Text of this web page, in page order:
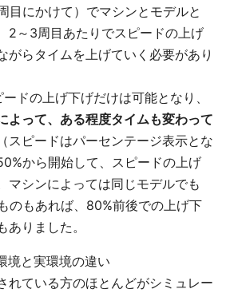
目にかけて）でマシンとモデルと
2～3周目あたりでスピードの上げ
がらタイムを上げていく必要があり
ドの上げ下げだけは可能となり、
よって、ある程度タイムも変わって
スピードはパーセンテージ表示とな
から開始して、スピードの上げ
マシンによっては同じモデルでも
のもあれば、80%前後での上げ下
りました。
境と実環境の違い
れている方のほとんどがシミュレー